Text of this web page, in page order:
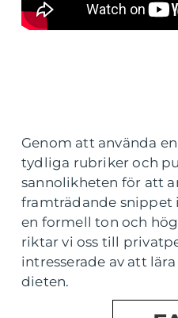
Genom att använda
tydliga rubriker och
sannolikheten för att
framträdande snippet
en formell ton och
riktar vi oss till
intresserade av att
dieten.